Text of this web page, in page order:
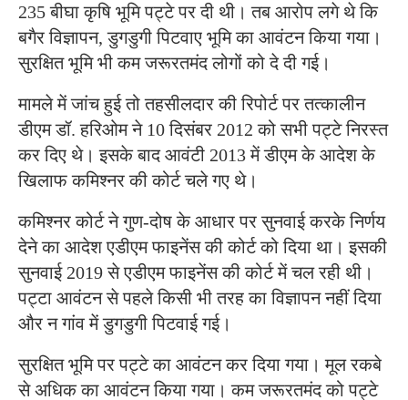
235 बीघा कृषि भूमि पट्टे पर दी थी। तब आरोप लगे थे कि
बगैर विज्ञापन, डुगडुगी पिटवाए भूमि का आवंटन किया गया।
सुरक्षित भूमि भी कम जरूरतमंद लोगों को दे दी गई।
मामले में जांच हुई तो तहसीलदार की रिपोर्ट पर तत्कालीन
डीएम डॉ. हरिओम ने 10 दिसंबर 2012 को सभी पट्टे निरस्त
कर दिए थे। इसके बाद आवंटी 2013 में डीएम के आदेश के
खिलाफ कमिश्नर की कोर्ट चले गए थे।
कमिश्नर कोर्ट ने गुण-दोष के आधार पर सुनवाई करके निर्णय
देने का आदेश एडीएम फाइनेंस की कोर्ट को दिया था। इसकी
सुनवाई 2019 से एडीएम फाइनेंस की कोर्ट में चल रही थी।
पट्टा आवंटन से पहले किसी भी तरह का विज्ञापन नहीं दिया
और न गांव में डुगडुगी पिटवाई गई।
सुरक्षित भूमि पर पट्टे का आवंटन कर दिया गया। मूल रकबे
से अधिक का आवंटन किया गया। कम जरूरतमंद को पट्टे